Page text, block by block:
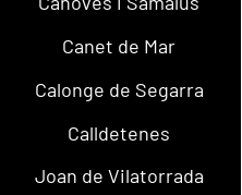
Canet de Mar
Calonge de Segarra
Calldetenes
Joan de Vilatorrada